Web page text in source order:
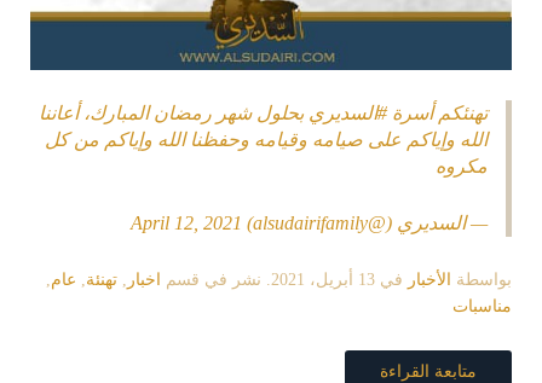
تهنئكم أسرة#السديري بحلول شهر رمضان المبارك، أعاننا
الله وإياكم على صيامه وقيامه وحفظنا الله وإياكم من كل
مكروه
— السديري (@alsudairifamily) April 12, 2021
بواسطة الأخبار في 13 أبريل، 2021 . نشر في قسم اخبار , تهنئة, عام,
مناسبات
متابعة القراءة